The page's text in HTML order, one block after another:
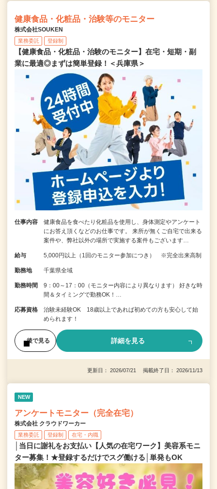
健康食品・化粧品・治験等のモニター
株式会社SOUKEN
業務委託 登録制
【健康食品・化粧品・治験のモニター】在宅・短期・副
業に最適◎まずは簡単登録！＜兵庫県＞
仕事内容
健康食品を食べたり化粧品を使用し、身体測定やアンケート
にお答え頂くなどのお仕事です。 来所が無くご自宅で出来る
案件や、弊社以外の場所で実施する案件もございます…
給与 5,000円以上（1回のモニター参加につき） ※完全出来高制
勤務地 千葉県全域
勤務時間
9：00～17：00（モニター内容により異なります） 好きな時
間＆タイミングで勤務OK！…
応募資格
治験未経験OK 18歳以上であれば初めての方も安心して始
められます！
後で見る 詳細を見る
更新日： 2026/07/21 掲載終了日： 2026/11/13
NEW
アンケートモニター（完全在宅）
株式会社 クラウドワーカー
業務委託 登録制 在宅・内職
│当日に謝礼をお支払い【人気の在宅ワーク】美容系モニ
ター募集！★登録するだけでスグ働ける│単発もOK